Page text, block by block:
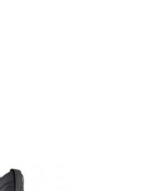
sur la page du
Les options